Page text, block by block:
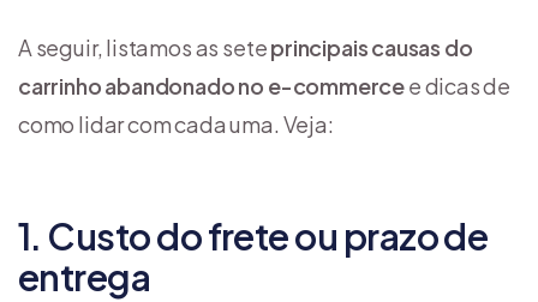
A seguir, listamos as seteprincipais causas do
carrinho abandonado no e-commercee dicas de
como lidar com cada uma. Veja:
1. Custo do frete ou prazo de
entrega